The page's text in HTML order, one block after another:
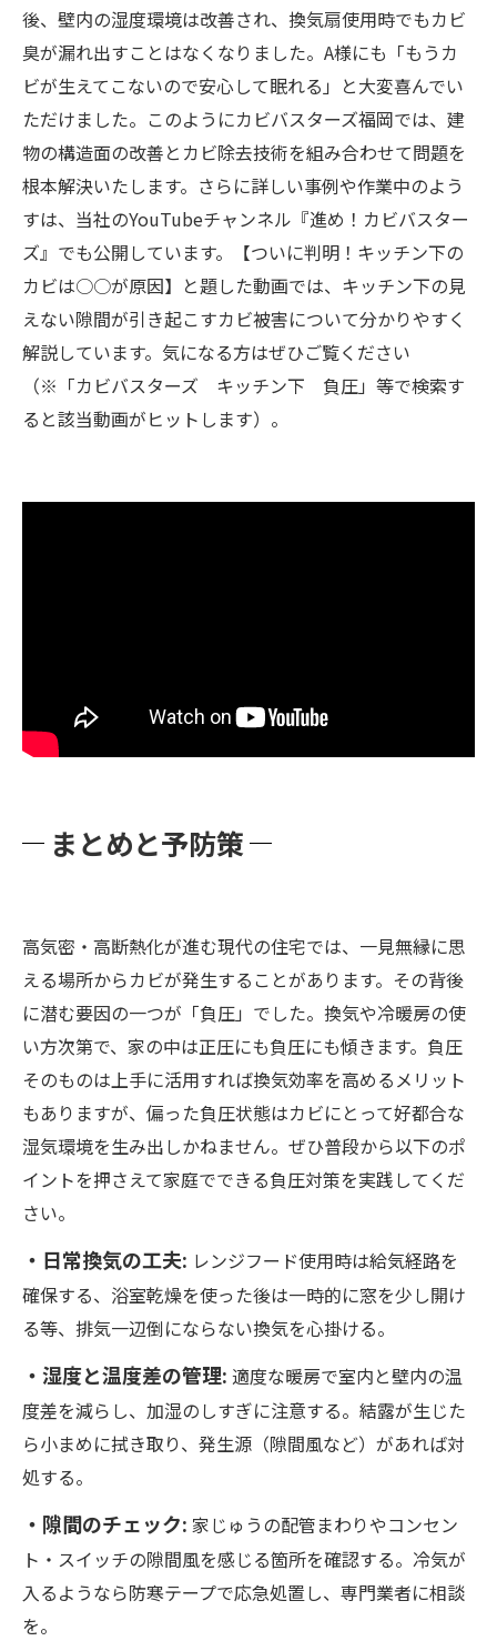
後、壁内の湿度環境は改善され、換気扇使用時でもカビ
臭が漏れ出すことはなくなりました。A様にも「もうカ
ビが生えてこないので安心して眠れる」と大変喜んでい
ただけました。このようにカビバスターズ福岡では、建
物の構造面の改善とカビ除去技術を組み合わせて問題を
根本解決いたします。さらに詳しい事例や作業中のよう
すは、当社のYouTubeチャンネル『進め！カビバスター
ズ』でも公開しています。【ついに判明！キッチン下の
カビは○○が原因】と題した動画では、キッチン下の見
えない隙間が引き起こすカビ被害について分かりやすく
解説しています。気になる方はぜひご覧ください
（※「カビバスターズ キッチン下 負圧」等で検索す
ると該当動画がヒットします）。
まとめと予防策
高気密・高断熱化が進む現代の住宅では、一見無縁に思
える場所からカビが発生することがあります。その背後
に潜む要因の一つが「負圧」でした。換気や冷暖房の使
い方次第で、家の中は正圧にも負圧にも傾きます。負圧
そのものは上手に活用すれば換気効率を高めるメリット
もありますが、偏った負圧状態はカビにとって好都合な
湿気環境を生み出しかねません。ぜひ普段から以下のポ
イントを押さえて家庭でできる負圧対策を実践してくだ
さい。
・日常換気の工夫: レンジフード使用時は給気経路を
確保する、浴室乾燥を使った後は一時的に窓を少し開け
る等、排気一辺倒にならない換気を心掛ける。
・湿度と温度差の管理: 適度な暖房で室内と壁内の温
度差を減らし、加湿のしすぎに注意する。結露が生じた
ら小まめに拭き取り、発生源（隙間風など）があれば対
処する。
・隙間のチェック: 家じゅうの配管まわりやコンセン
ト・スイッチの隙間風を感じる箇所を確認する。冷気が
入るようなら防寒テープで応急処置し、専門業者に相談
を。